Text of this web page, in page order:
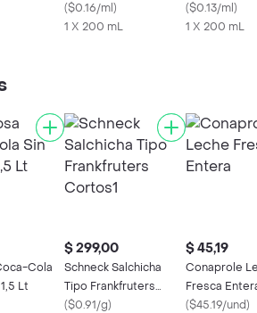
($0.16/ml)
1 X 200 mL
($0.13/ml)
1 X 200 mL
Cola
Lt
$ 299,00
Schneck Salchicha
Tipo Frankfruters
Cortos1
($0.91/g)
$ 45,19
Conaprole
Fresca
($45.19/und)